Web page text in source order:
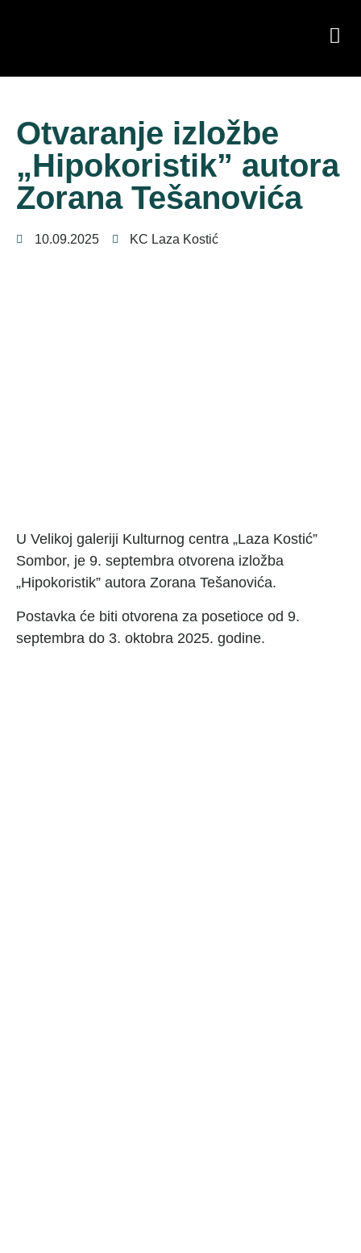
Otvaranje izložbe
„Hipokoristik” autora
Zorana Tešanovića
10.09.2025 KC Laza Kostić
U Velikoj galeriji Kulturnog centra „Laza Kostić”
Sombor, je 9. septembra otvorena izložba
„Hipokoristik” autora Zorana Tešanovića.
Postavka će biti otvorena za posetioce od 9.
septembra do 3. oktobra 2025. godine.